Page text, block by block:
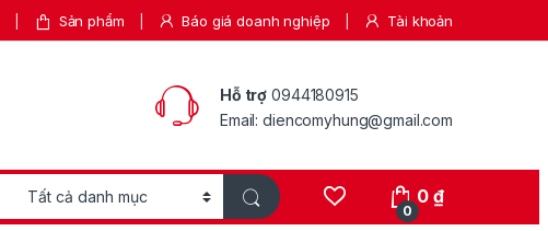
Sản phẩm Báo giá doanh nghiệp Tài khoản
Hỗ trợ 0944180915
Email: diencomyhung@gmail.com
0
0₫